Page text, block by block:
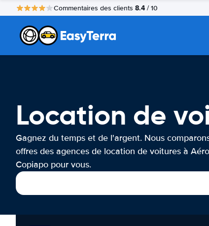
Commentaires des clients 8.4 / 10
Location de
Gagnez du temps et de l'argent. Nous
offres des agences de location de voitures à
Copiapo pour vous.